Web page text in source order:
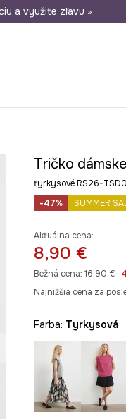
30 dní na vrátenie
a využite zľavu »
Tričko
tyrkysové RS26-
-47%
SUMMER
Aktuálna cena:
8,90 €
Bežná cena: 16,90 €-
Najnižšia cena za
Farba: tyrkysová